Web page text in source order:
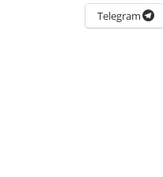
Telegram